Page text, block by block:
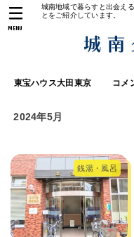
城南地域で暮らすと出会え
とをご紹介しています。
東宝ハウス大田東京 コメ
MENU
2024年5月
銭湯・風呂